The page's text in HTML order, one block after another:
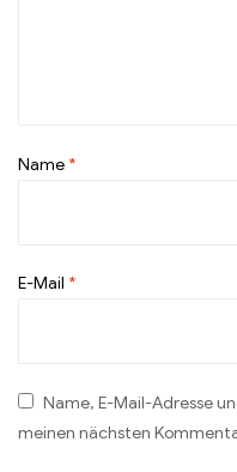
Name *
E-Mail *
Name, E-Mail-Adresse
meinen nächsten